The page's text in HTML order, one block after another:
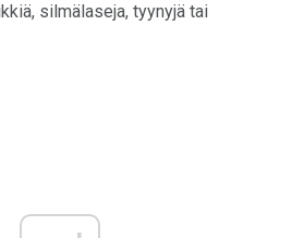
silmälaseja, tyynyjä tai